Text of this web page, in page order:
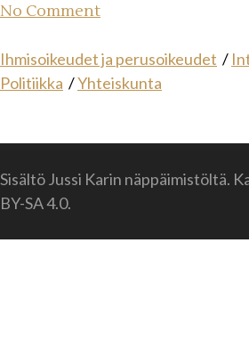
No Comment
Ihmisoikeudet ja perusoikeudet /
Politiikka /Yhteiskunta
Sisältö Jussi Karin näppäimistöltä.
BY-SA 4.0.